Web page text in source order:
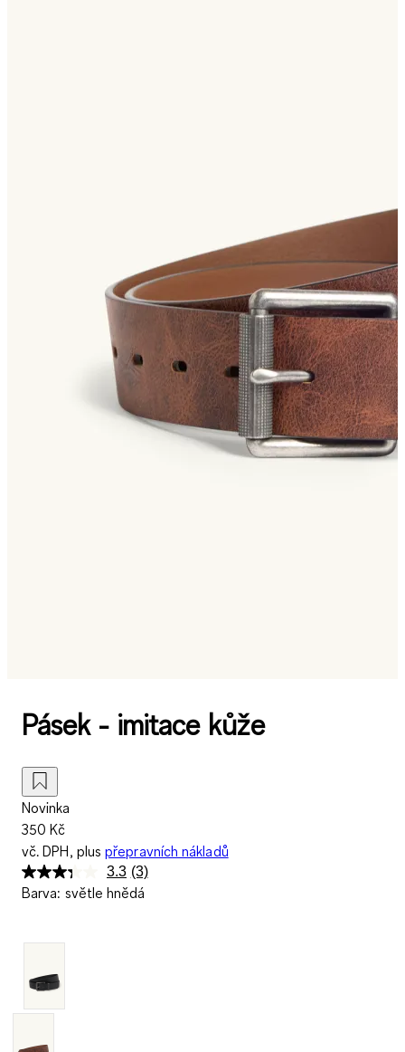
Pásek - imitace kůže
Novinka
350 Kč
vč. DPH, plus přepravních nákladů
3.3 Přečtěte
si
(3)
Barva: světle hnědá